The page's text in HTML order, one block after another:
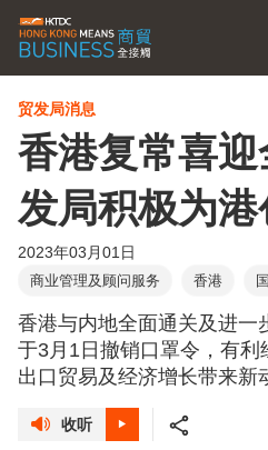
贸发局消息
香港复常喜
发局积极为
2023年03月01日
商业管理及顾问服务 香港
国际影视展
香港国际创科展
春季灯饰展
香港时尚家品展
香港国际授权展
亚洲授权业会
创新升级•香港论坛
香港与内地全面通关及进一
于3月1日撤销口罩令，有
出口贸易及经济增长带来新
收听